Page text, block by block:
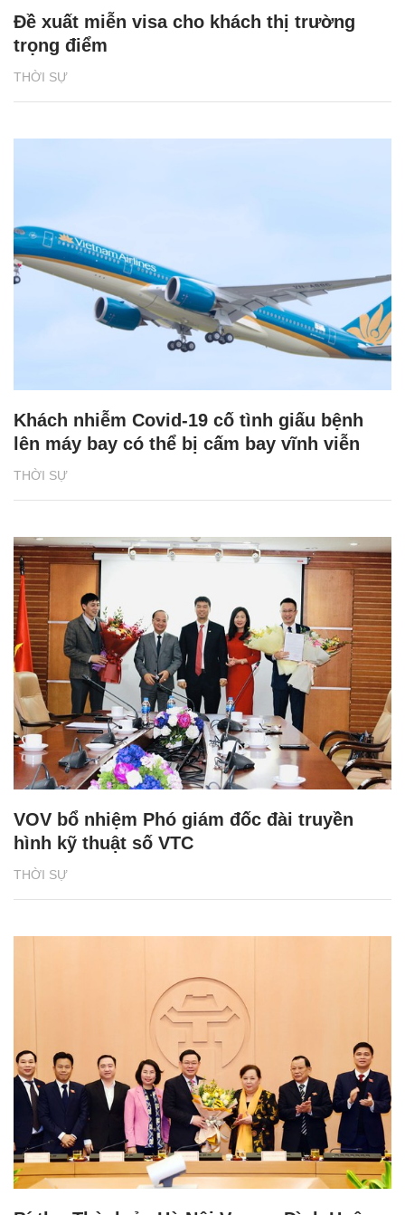
THỜI SỰ
Đề xuất miễn visa cho khách thị trường
trọng điểm
THỜI SỰ
Khách nhiễm Covid-19 cố tình giấu bệnh
lên máy bay có thể bị cấm bay vĩnh viễn
THỜI SỰ
VOV bổ nhiệm Phó giám đốc đài truyền
hình kỹ thuật số VTC